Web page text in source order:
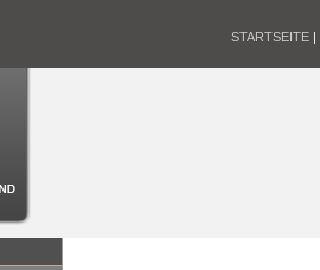
STARTSEITE |